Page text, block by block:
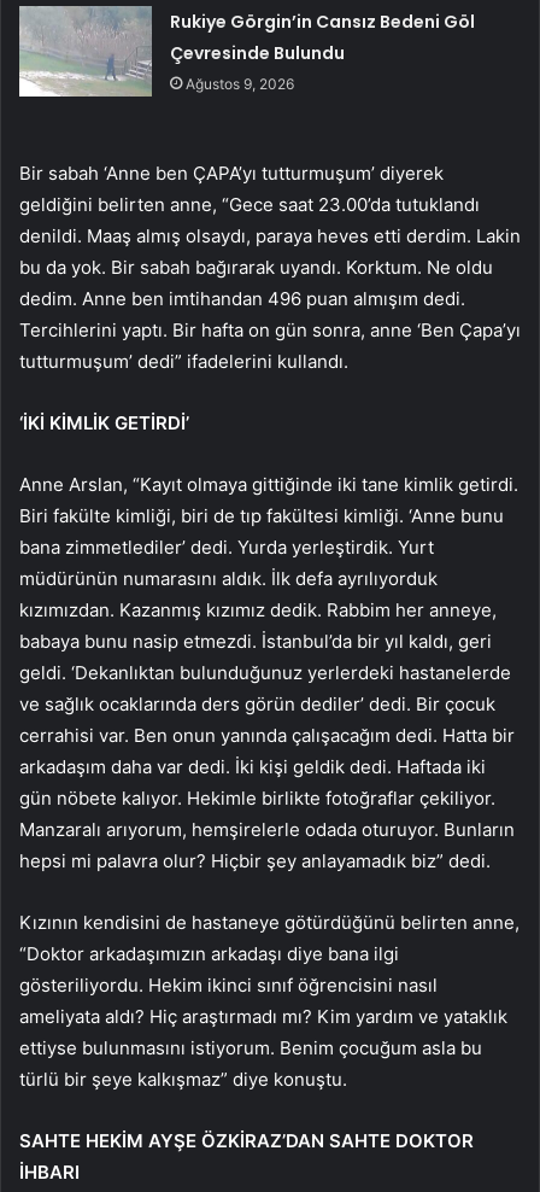
Rukiye Görgin’in Cansız Bedeni Göl
Çevresinde Bulundu
Ağustos 9, 2026
Bir sabah ‘Anne ben ÇAPA’yı tutturmuşum’ diyerek
geldiğini belirten anne, “Gece saat 23.00’da tutuklandı
denildi. Maaş almış olsaydı, paraya heves etti derdim. Lakin
bu da yok. Bir sabah bağırarak uyandı. Korktum. Ne oldu
dedim. Anne ben imtihandan 496 puan almışım dedi.
Tercihlerini yaptı. Bir hafta on gün sonra, anne ‘Ben Çapa’yı
tutturmuşum’ dedi” ifadelerini kullandı.
‘İKİ KİMLİK GETİRDİ’
Anne Arslan, “Kayıt olmaya gittiğinde iki tane kimlik getirdi.
Biri fakülte kimliği, biri de tıp fakültesi kimliği. ‘Anne bunu
bana zimmetlediler’ dedi. Yurda yerleştirdik. Yurt
müdürünün numarasını aldık. İlk defa ayrılıyorduk
kızımızdan. Kazanmış kızımız dedik. Rabbim her anneye,
babaya bunu nasip etmezdi. İstanbul’da bir yıl kaldı, geri
geldi. ‘Dekanlıktan bulunduğunuz yerlerdeki hastanelerde
ve sağlık ocaklarında ders görün dediler’ dedi. Bir çocuk
cerrahisi var. Ben onun yanında çalışacağım dedi. Hatta bir
arkadaşım daha var dedi. İki kişi geldik dedi. Haftada iki
gün nöbete kalıyor. Hekimle birlikte fotoğraflar çekiliyor.
Manzaralı arıyorum, hemşirelerle odada oturuyor. Bunların
hepsi mi palavra olur? Hiçbir şey anlayamadık biz” dedi.
Kızının kendisini de hastaneye götürdüğünü belirten anne,
“Doktor arkadaşımızın arkadaşı diye bana ilgi
gösteriliyordu. Hekim ikinci sınıf öğrencisini nasıl
ameliyata aldı? Hiç araştırmadı mı? Kim yardım ve yataklık
ettiyse bulunmasını istiyorum. Benim çocuğum asla bu
türlü bir şeye kalkışmaz” diye konuştu.
SAHTE HEKİM AYŞE ÖZKİRAZ’DAN SAHTE DOKTOR
İHBARI